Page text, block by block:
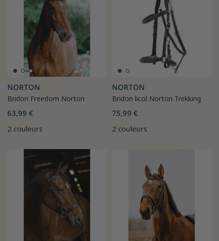
NORTON
Bridon Freedom Norton
63,99 €
2 couleurs
NORTON
Bridon licol Norton Trekking
75,99 €
2 couleurs